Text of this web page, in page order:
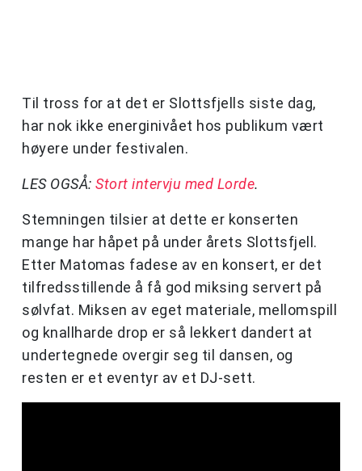
Til tross for at det er Slottsfjells siste dag,
har nok ikke energinivået hos publikum vært
høyere under festivalen.
LES OGSÅ: Stort intervju med Lorde.
Stemningen tilsier at dette er konserten
mange har håpet på under årets Slottsfjell.
Etter Matomas fadese av en konsert, er det
tilfredsstillende å få god miksing servert på
sølvfat. Miksen av eget materiale, mellomspill
og knallharde drop er så lekkert dandert at
undertegnede overgir seg til dansen, og
resten er et eventyr av et DJ-sett.